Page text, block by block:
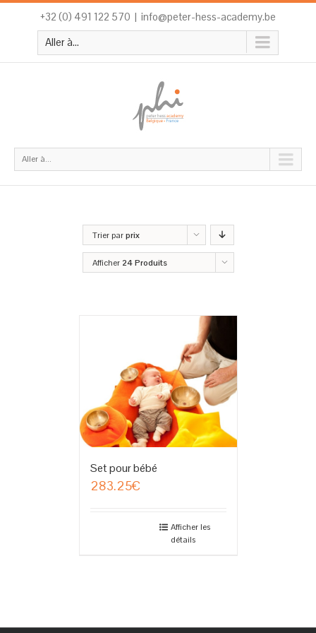
+32 (0) 491 122 570 | info@peter-hess-academy.be
Aller à...
Aller à...
Trier parprix
Afficher 24 Produits
Set pour bébé
283.25€
Afficher les
détails